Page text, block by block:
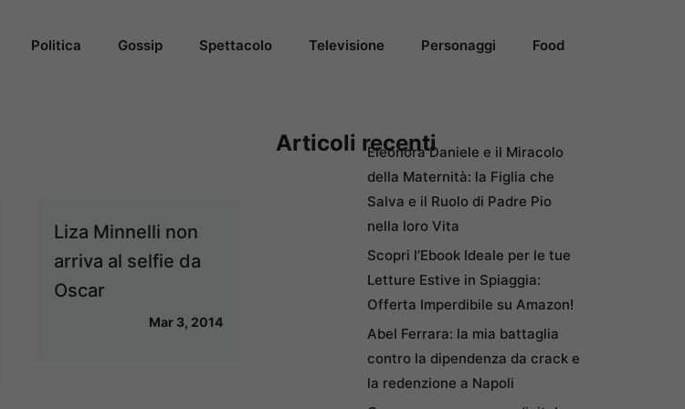
Politica Gossip Spettacolo Televisione Personaggi Food
Liza Minnelli non
arriva al selfie da
Oscar
Mar 3, 2014
Articoli recentiEleonora Daniele e il Miracolo
della Maternità: la Figlia che
Salva e il Ruolo di Padre Pio
nella loro Vita
Scopri l’Ebook Ideale per le tue
Letture Estive in Spiaggia:
Offerta Imperdibile su Amazon!
Abel Ferrara: la mia battaglia
contro la dipendenza da crack e
la redenzione a Napoli